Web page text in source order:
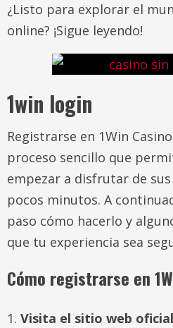
¿Listo para explorar el
online? ¡Sigue leyendo!
1win login
Registrarse en 1Win
proceso sencillo que
empezar a disfrutar de
pocos minutos. A
paso cómo hacerlo y
que tu experiencia sea
Cómo registrarse en
Visita el sitio web